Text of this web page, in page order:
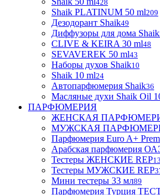
428
Shaik PLATINUM 50 ml209
Дезодорант Shaik49
Диффузоры для дома Shaik
CLIVE & KEIRA 30 ml48
SEVAVEREK 50 ml43
Наборы духов Shaik10
Shaik 10 ml24
Автопарфюмерия Shaik36
Масляные духи Shaik Oil
ПАРФЮМЕРИЯ
ЖЕНСКАЯ
МУЖСКАЯ
Парфюмерия Euro A+
Арабская парфюмерия
Тестеры ЖЕНСКИЕ REP
Тестеры МУЖСКИЕ REP
Мини тестеры 33 мл89
Парфюмерия Турция